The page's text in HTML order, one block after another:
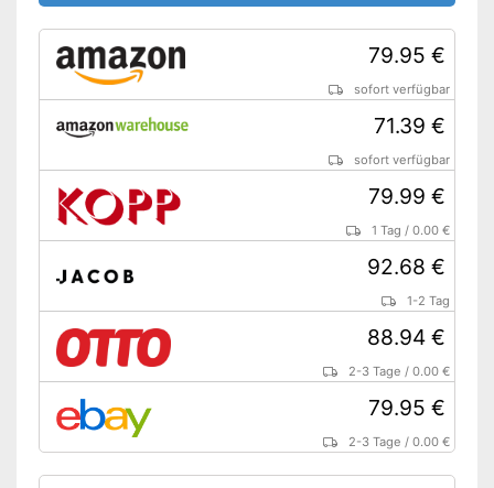
79.95 €
sofort verfügbar
71.39 €
sofort verfügbar
79.99 €
1 Tag /0.00 €
92.68 €
1-2 Tag
88.94 €
2-3 Tage /0.00 €
79.95 €
2-3 Tage /0.00 €